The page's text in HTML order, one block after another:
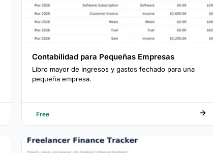
Contabilidad para Pequeñas Empresas
Libro mayor de ingresos y gastos fechado para una
pequeña empresa.
Free